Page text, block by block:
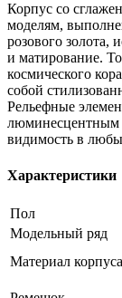
Корпус со
моделям,
розового золота,
и матирование.
космического
собой
Рельефные
люминесцентным
видимость в
Характеристики
Пол
Модельный ряд
Материал корпуса